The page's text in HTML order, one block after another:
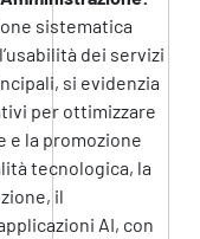
sistematica
dei servizi
si evidenzia
per ottimizzare
e la promozione
tecnologica, la
il
AI, con